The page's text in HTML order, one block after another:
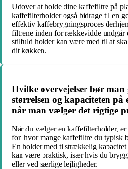
Udover at holde dine kaffefiltre på
kaffefilterholder også bidrage til en
effektiv kaffebrygningsproces
filtrene inden for rækkevidde undgår
stilfuld holder kan være med til at
dit køkken.
Hvilke overvejelser bør
størrelsen og kapaciteten på
når man vælger det rigtige
Når du vælger en kaffefilterholder, er
for, hvor mange kaffefiltre du typisk
En holder med tilstrækkelig
kan være praktisk, især hvis du
eller ved særlige lejligheder.